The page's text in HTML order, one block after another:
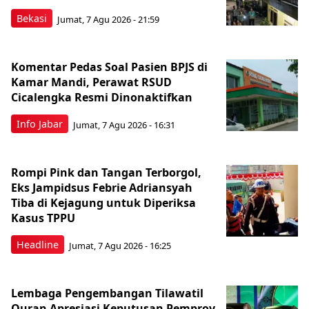
Bekasi Jumat, 7 Agu 2026 - 21:59
Info Jabar
Komentar Pedas Soal Pasien BPJS di
Kamar Mandi, Perawat RSUD
Cicalengka Resmi Dinonaktifkan
Jumat, 7 Agu 2026 - 16:31
Headline
Rompi Pink dan Tangan Terborgol,
Eks Jampidsus Febrie Adriansyah
Tiba di Kejagung untuk Diperiksa
Kasus TPPU
Jumat, 7 Agu 2026 - 16:25
Lembaga Pengembangan Tilawatil